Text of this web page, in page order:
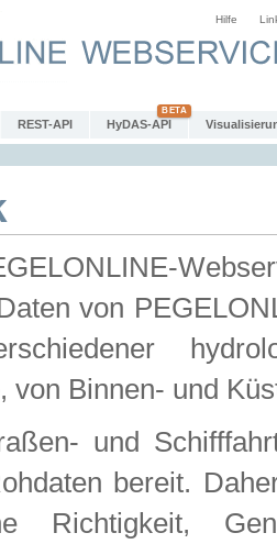
Hilfe
REST-API HyDAS-API
von
von Binnen- und
und
bereit.
Richtigkeit,